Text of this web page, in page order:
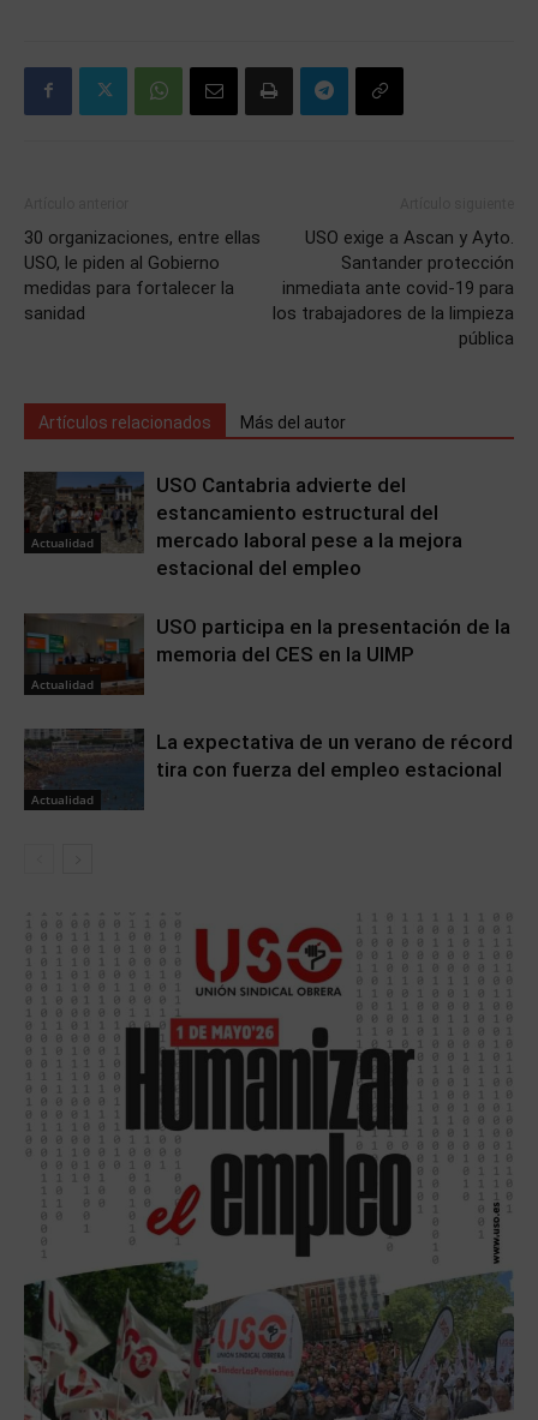
30 organizaciones, entre ellas
USO, le piden al Gobierno
medidas para fortalecer la
sanidad
USO exige a Ascan y Ayto.
Santander protección
inmediata ante covid-19 para
los trabajadores de la limpieza
pública
Artículos relacionados Más del autor
Actualidad
USO Cantabria advierte del
estancamiento estructural del
mercado laboral pese a la mejora
estacional del empleo
Actualidad
USO participa en la presentación de la
memoria del CES en la UIMP
Actualidad
La expectativa de un verano de récord
tira con fuerza del empleo estacional